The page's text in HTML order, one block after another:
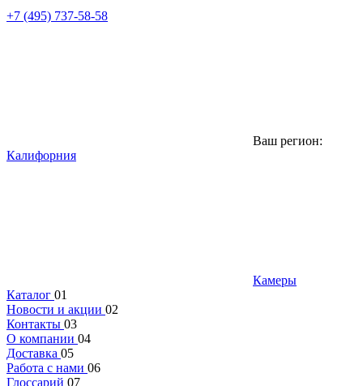
+7 (495) 737-58-58
Ваш регион:
Калифорния
Камеры
Каталог 01
Новости и акции 02
Контакты 03
О компании 04
Доставка 05
Работа с нами 06
Глоссарий 07